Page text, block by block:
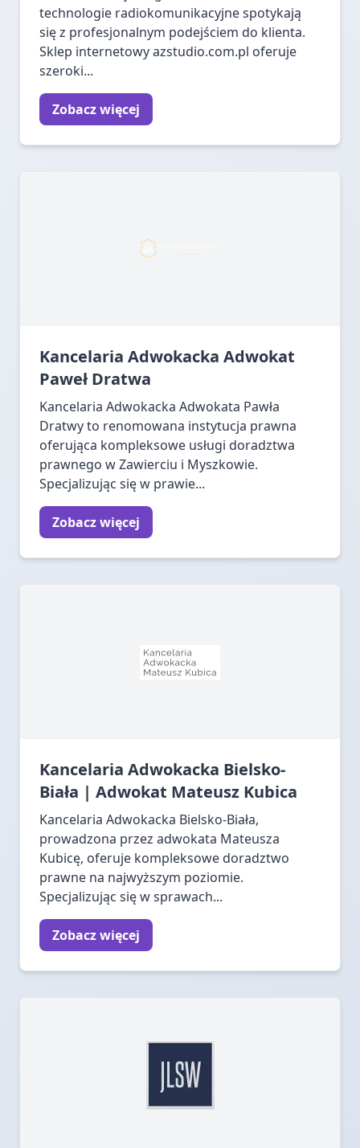
technologie radiokomunikacyjne spotykają
się z profesjonalnym podejściem do klienta.
Sklep internetowy azstudio.com.pl oferuje
szeroki...
Zobacz więcej
Kancelaria Adwokacka Adwokat
Paweł Dratwa
Kancelaria Adwokacka Adwokata Pawła
Dratwy to renomowana instytucja prawna
oferująca kompleksowe usługi doradztwa
prawnego w Zawierciu i Myszkowie.
Specjalizując się w prawie...
Zobacz więcej
Kancelaria Adwokacka Bielsko-
Biała | Adwokat Mateusz Kubica
Kancelaria Adwokacka Bielsko-Biała,
prowadzona przez adwokata Mateusza
Kubicę, oferuje kompleksowe doradztwo
prawne na najwyższym poziomie.
Specjalizując się w sprawach...
Zobacz więcej